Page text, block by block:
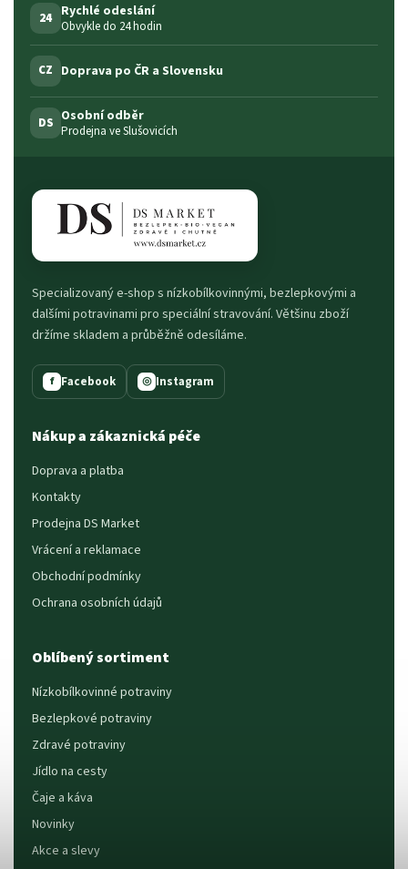
24 Rychlé odeslání
Obvykle do 24 hodin
CZ Doprava po ČR a Slovensku
DS Osobní odběr
Prodejna ve Slušovicích
Specializovaný e-shop s nízkobílkovinnými, bezlepkovými a
dalšími potravinami pro speciální stravování. Většinu zboží
držíme skladem a průběžně odesíláme.
f Facebook ◎ Instagram
Nákup a zákaznická péče
Doprava a platba
Kontakty
Prodejna DS Market
Vrácení a reklamace
Obchodní podmínky
Ochrana osobních údajů
Oblíbený sortiment
Nízkobílkovinné potraviny
Bezlepkové potraviny
Zdravé potraviny
Jídlo na cesty
Čaje a káva
Novinky
Akce a slevy